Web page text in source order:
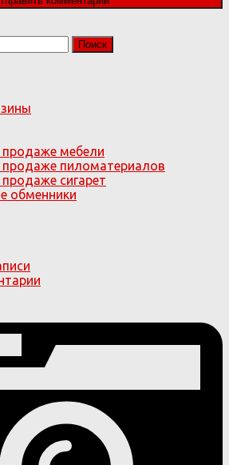
мебели
пиломатериалов
сигарет
обменники